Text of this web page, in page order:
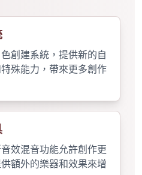
創建系統，提供新的自
殊能力，帶來更多創作
效混音功能允許創作更
額外的樂器和效果來增